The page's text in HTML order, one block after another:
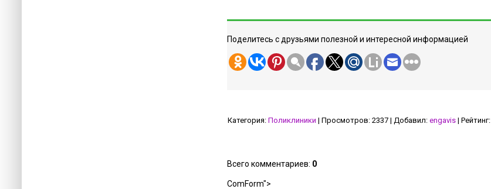
Поделитесь с друзьями полезной и интересной информацией
Категория: Поликлиники | Просмотров: 2337 | Добавил: engavis | Рейтинг:
Всего комментариев: 0
ComForm">